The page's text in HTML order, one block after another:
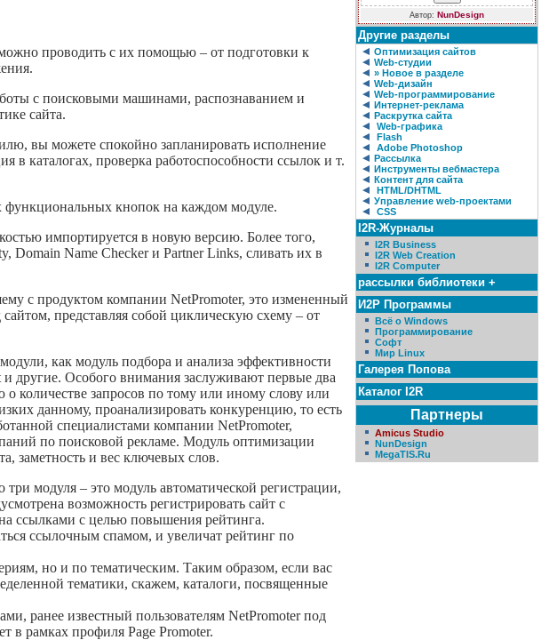
проводить с их помощью – от подготовки к
с поисковыми машинами, распознаванием и
сайта.
вы можете спокойно запланировать исполнение
в каталогах, проверка работоспособности ссылок и т.
функциональных кнопок на каждом модуле.
импортируется в новую версию. Более того,
Domain Name Checker и Partner Links, сливать их в
с продуктом компании NetPromoter, это измененный
представляя собой циклическую схему – от
как модуль подбора и анализа эффективности
другие. Особого внимания заслуживают первые два
количестве запросов по тому или иному слову или
данному, проанализировать конкуренцию, то есть
специалистами компании NetPromoter,
по поисковой рекламе. Модуль оптимизации
заметность и вес ключевых слов.
модуля – это модуль автоматической регистрации,
возможность регистрировать сайт с
ссылками с целью повышения рейтинга.
ссылочным спамом, и увеличат рейтинг по
но и по тематическим. Таким образом, если вас
тематики, скажем, каталоги, посвященные
ранее известный пользователям NetPromoter под
в рамках профиля Page Promoter.
Автор: NunDesign
Другие разделы
Оптимизация сайтов
Web-студии
» Новое в разделе
Web-дизайн
Web-программирование
Интернет-реклама
Раскрутка сайта
Web-графика
Flash
Adobe Photoshop
Рассылка
Инструменты вебмастера
Контент для сайта
HTML/DHTML
Управление web-проектами
CSS
I2R-Журналы
I2R Business
I2R Web Creation
I2R Computer
рассылки библиотеки +
И2Р Программы
Всё о Windows
Программирование
Софт
Мир Linux
Галерея Попова
Каталог I2R
Партнеры
Amicus Studio
NunDesign
MegaTIS.Ru